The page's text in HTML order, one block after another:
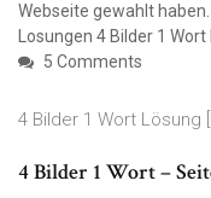
Webseite gewahlt
Losungen 4 Bilder 1
5 Comments
4 Bilder 1 Wort Lösung
4 Bilder 1 Wort –